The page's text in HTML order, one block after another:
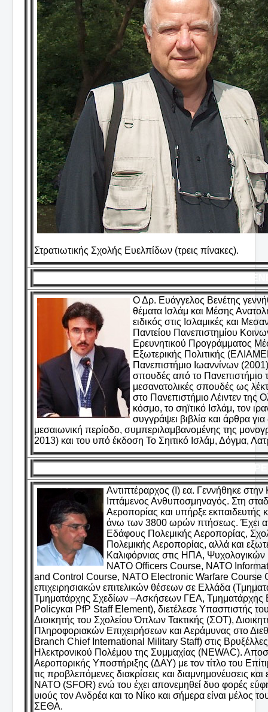
Στρατιωτικής Σχολής Ευελπίδων (τρεις πίνακες).
Ο Δρ. Ευάγγελος Βενέτης
θέματα Ισλάμ και Μέσης
ειδικός στις Ισλαμικές και
Παντείου Πανεπιστημίου
Ερευνητικού Προγράμματος
Εξωτερικής Πολιτικής
Πανεπιστήμιο Ιωαννίνων
σπουδές από το Πανεπιστήμιο
μεσανατολικές σπουδές ως
στο Πανεπιστήμιο Λέιντεν της
κόσμο, το σηϊτικό Ισλάμ, τον
συγγράψει βιβλία και άρθρα
μεσαιωνική περίοδο, συμπεριλαμβανομένης της
2013) και του υπό έκδοση Το Σηιτικό Ισλάμ, Δόγμα,
Αντιπτέραρχος (Ι) εα. Γεννήθηκε
Ιπτάμενος Ανθυποσμηναγός. Στη
Αεροπορίας και υπήρξε εκπαιδευτής
άνω των 3800 ωρών πτήσεως. Έχει
Εδάφους Πολεμικής Αεροπορίας,
Πολεμικής Αεροπορίας, αλλά και
Καλιφόρνιας στις ΗΠΑ,
NATO Officers Course, NATO
and Control Course, NATO Electronic Warfare
επιχειρησιακών επιτελικών θέσεων σε Ελλάδα
Τμηματάρχης Σχεδίων –Ασκήσεων ΓΕΑ,
Policyκαι PfP Staff Element), διετέλεσε Υπασπιστής
Διοικητής του Σχολείου Όπλων Τακτικής (ΣΟΤ),
Πληροφοριακών Επιχειρήσεων και Αεράμυνας στο
Branch Chief International Military Staff) στις
Ηλεκτρονικού Πολέμου της Συμμαχίας (NEWAC).
Αεροπορικής Υποστήριξης (ΔΑΥ) με τον τίτλο του
τις προβλεπόμενες διακρίσεις και διαμνημονέυσεις
ΝΑΤΟ (SFOR) ενώ του έχει απονεμηθεί δυο φορές
υιούς τον Ανδρέα και το Νίκο και σήμερα είναι μέλος
ΣΕΘΑ.